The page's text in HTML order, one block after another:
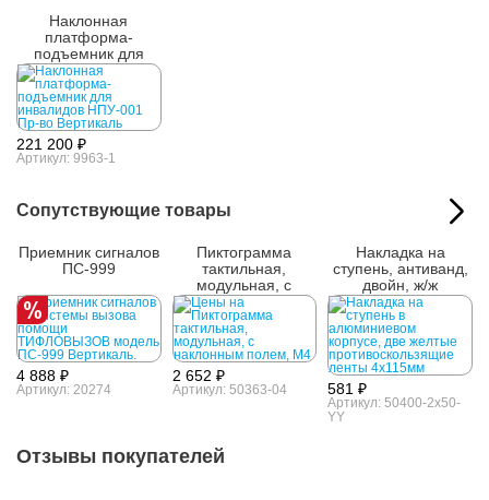
Наклонная
платформа-
подъемник для
инвалидов НПУ-001
221 200 ₽
Артикул: 9963-1
Сопутствующие товары
Приемник сигналов
ПС-999
4 888 ₽
Артикул: 20274
Пиктограмма
тактильная,
модульная, с
наклонным полем,
М4
2 652 ₽
Артикул: 50363-04
Накладка на
ступень, антиванд,
двойн, ж/ж
AL4,5x115мм
581 ₽
Артикул: 50400-2x50-
YY
Отзывы покупателей